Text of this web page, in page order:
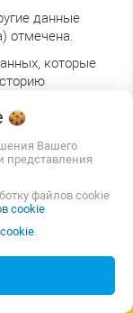
данные
отмечена.
которые
удалить
(All time),
(Clear data).
и других
вы увидите
Вашего
представления
файлов cookie
cookie.
.
бизнеса